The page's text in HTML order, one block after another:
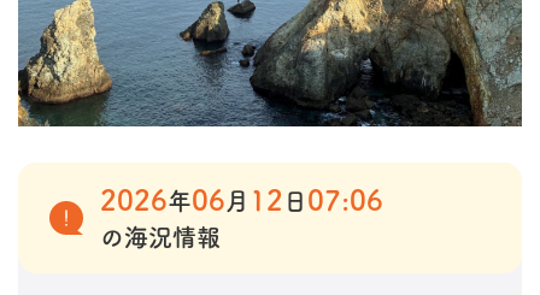
2026年06 月 12 日 07:06
の海況情報